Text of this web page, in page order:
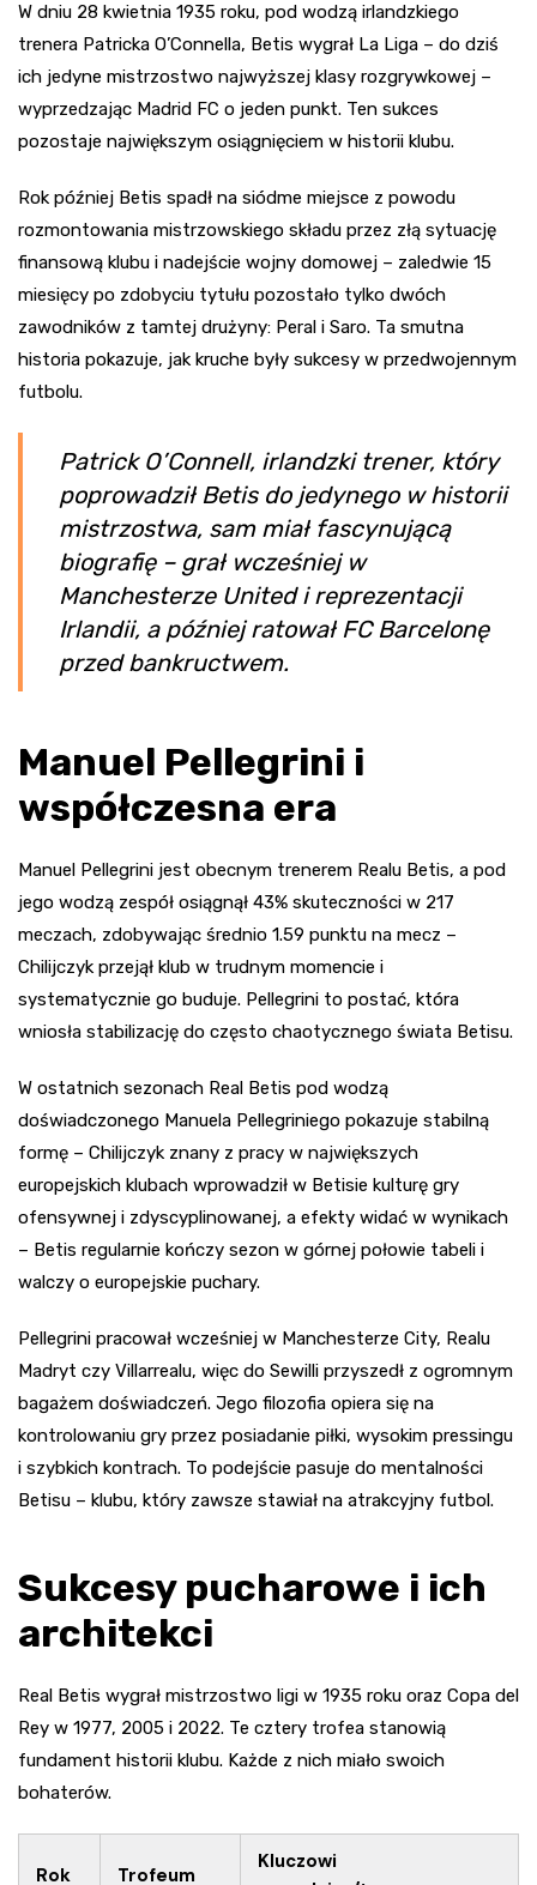
W dniu 28 kwietnia 1935 roku, pod wodzą irlandzkiego
trenera Patricka O’Connella, Betis wygrał La Liga – do dziś
ich jedyne mistrzostwo najwyższej klasy rozgrywkowej –
wyprzedzając Madrid FC o jeden punkt. Ten sukces
pozostaje największym osiągnięciem w historii klubu.
Rok później Betis spadł na siódme miejsce z powodu
rozmontowania mistrzowskiego składu przez złą sytuację
finansową klubu i nadejście wojny domowej – zaledwie 15
miesięcy po zdobyciu tytułu pozostało tylko dwóch
zawodników z tamtej drużyny: Peral i Saro. Ta smutna
historia pokazuje, jak kruche były sukcesy w przedwojennym
futbolu.
Patrick O’Connell, irlandzki trener, który
poprowadził Betis do jedynego w historii
mistrzostwa, sam miał fascynującą
biografię – grał wcześniej w
Manchesterze United i reprezentacji
Irlandii, a później ratował FC Barcelonę
przed bankructwem.
Manuel Pellegrini i
współczesna era
Manuel Pellegrini jest obecnym trenerem Realu Betis, a pod
jego wodzą zespół osiągnął 43% skuteczności w 217
meczach, zdobywając średnio 1.59 punktu na mecz –
Chilijczyk przejął klub w trudnym momencie i
systematycznie go buduje. Pellegrini to postać, która
wniosła stabilizację do często chaotycznego świata Betisu.
W ostatnich sezonach Real Betis pod wodzą
doświadczonego Manuela Pellegriniego pokazuje stabilną
formę – Chilijczyk znany z pracy w największych
europejskich klubach wprowadził w Betisie kulturę gry
ofensywnej i zdyscyplinowanej, a efekty widać w wynikach
– Betis regularnie kończy sezon w górnej połowie tabeli i
walczy o europejskie puchary.
Pellegrini pracował wcześniej w Manchesterze City, Realu
Madryt czy Villarrealu, więc do Sewilli przyszedł z ogromnym
bagażem doświadczeń. Jego filozofia opiera się na
kontrolowaniu gry przez posiadanie piłki, wysokim pressingu
i szybkich kontrach. To podejście pasuje do mentalności
Betisu – klubu, który zawsze stawiał na atrakcyjny futbol.
Sukcesy pucharowe i ich
architekci
Real Betis wygrał mistrzostwo ligi w 1935 roku oraz Copa del
Rey w 1977, 2005 i 2022. Te cztery trofea stanowią
fundament historii klubu. Każde z nich miało swoich
bohaterów.
Rok Trofeum
Kluczowi